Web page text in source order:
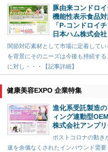
豚由来コンドロ
機能性表示食品
「P-コンドロイチ
日本ハム株式会社
関節対応素材として市場に定着して
を背景にそのニーズは今後も持続す
に対し・・・【記事詳細】
健康美容EXPO 企業特集
進化系受託製造
ィング連動型OEM
株式会社アンプ
ポストコロナの動き
速を余儀なくされたインバウンド需